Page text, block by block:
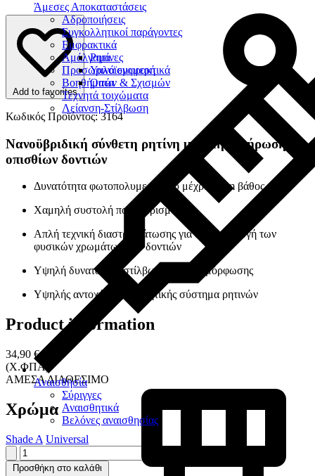
Άμεσες Αποκαταστάσεις
Αδροποιήσεις
Συγκολλητικοί παράγοντες
Εμφρακτικά
Ρητίνες
Υαλοϊονομερή
Οπών & Σχισμών
Αμάλγαμα
Προσωρινά εμφρακτικά
Βοηθήματα
Τεχνητά τοιχώματα
Λείανση-Στίλβωση
Αναισθησία
Σύριγγες
Αναισθητικά
Βελόνες αναισθησίας
Add to favorites
Κωδικός Προϊόντος: 3164
Νανοϋβριδική σύνθετη ρητίνη μαζικής πλήρωσης
οπισθίων δοντιών
Δυνατότητα φωτοπολυμερισμού μέχρι 4 mm βάθος
Χαμηλή συστολή πολυμερισμού
Απλή τεχνική διαστρωμάτωσης για αναπαραγωγή των
φυσικών χρωμάτων των δοντιών
Υψηλή δυνατότητα στίλβωσης και διαμόρφωσης
Yψηλής αντοχής και αισθητικής σύστημα ρητινών
Product information
34,90 €
(Χ.ΦΠΑ)
ΑΜΕΣΑ ΔΙΑΘΕΣΙΜΟ
Χρώμα
Shade A Universal
Προσθήκη στο καλάθι